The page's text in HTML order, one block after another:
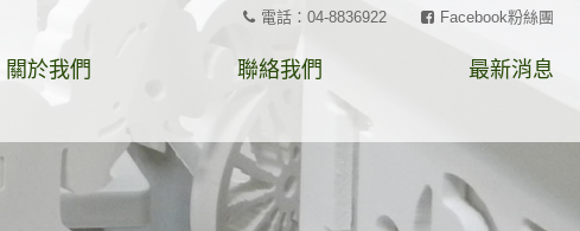
電話：04-8836922 Facebook粉絲團
關於我們 聯絡我們 最新消息